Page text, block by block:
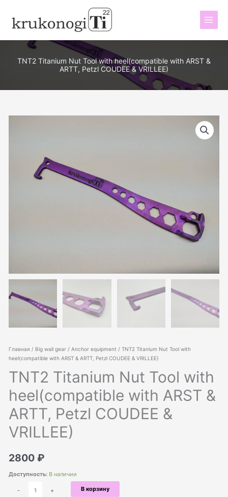
содержимому
TNT2 Titanium Nut Tool with heel(compatible with ARST &
ARTT, Petzl COUDEE & VRILLEE)
Главная / Big wall gear/ Anchor equipment / TNT2 Titanium Nut Tool with
heel(compatible with ARST & ARTT, Petzl COUDEE & VRILLEE)
TNT2 Titanium Nut Tool with
heel(compatible with ARST &
ARTT, Petzl COUDEE &
VRILLEE)
2800 ₽
Доступность: В наличии
- + В корзину